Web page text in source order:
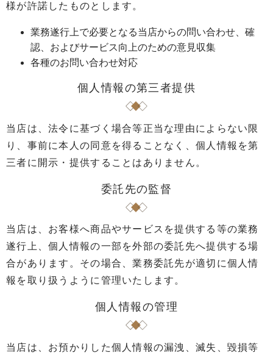
様が許諾したものとします。
業務遂行上で必要となる当店からの問い合わせ、確
認、およびサービス向上のための意見収集
各種のお問い合わせ対応
個人情報の第三者提供
当店は、法令に基づく場合等正当な理由によらない限
り、事前に本人の同意を得ることなく、個人情報を第
三者に開示・提供することはありません。
委託先の監督
当店は、お客様へ商品やサービスを提供する等の業務
遂行上、個人情報の一部を外部の委託先へ提供する場
合があります。その場合、業務委託先が適切に個人情
報を取り扱うように管理いたします。
個人情報の管理
当店は、お預かりした個人情報の漏洩、滅失、毀損等